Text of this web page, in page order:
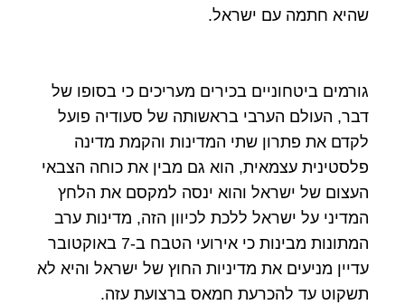
שהיא חתמה עם ישראל.
גורמים ביטחוניים בכירים מעריכים כי בסופו של
דבר, העולם הערבי בראשותה של סעודיה פועל
לקדם את פתרון שתי המדינות והקמת מדינה
פלסטינית עצמאית, הוא גם מבין את כוחה הצבאי
העצום של ישראל והוא ינסה למקסם את הלחץ
המדיני על ישראל ללכת לכיוון הזה, מדינות ערב
המתונות מבינות כי אירועי הטבח ב-7 באוקטובר
עדיין מניעים את מדיניות החוץ של ישראל והיא לא
תשקוט עד להכרעת חמאס ברצועת עזה.